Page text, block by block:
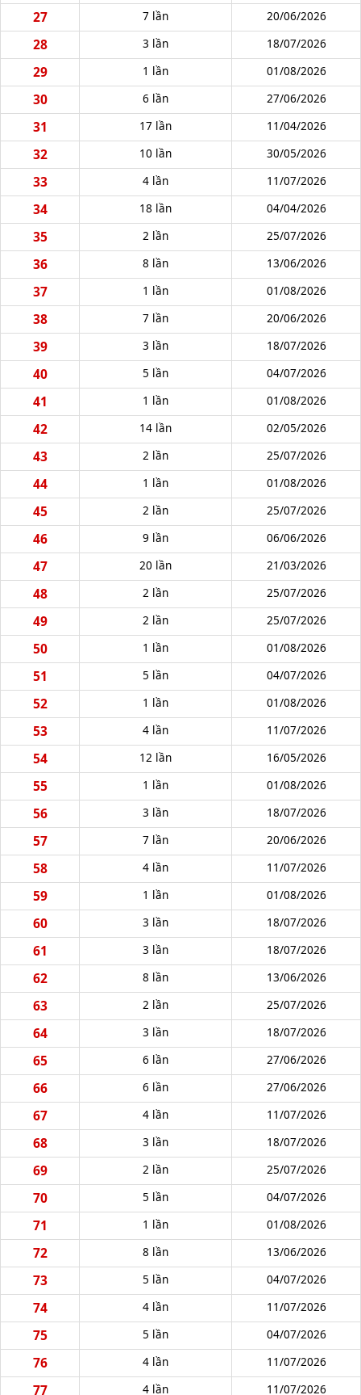
27 7 lần 20/06/2026
28 3 lần 18/07/2026
29 1 lần 01/08/2026
30 6 lần 27/06/2026
31 17 lần 11/04/2026
32 10 lần 30/05/2026
33 4 lần 11/07/2026
34 18 lần 04/04/2026
35 2 lần 25/07/2026
36 8 lần 13/06/2026
37 1 lần 01/08/2026
38 7 lần 20/06/2026
39 3 lần 18/07/2026
40 5 lần 04/07/2026
41 1 lần 01/08/2026
42 14 lần 02/05/2026
43 2 lần 25/07/2026
44 1 lần 01/08/2026
45 2 lần 25/07/2026
46 9 lần 06/06/2026
47 20 lần 21/03/2026
48 2 lần 25/07/2026
49 2 lần 25/07/2026
50 1 lần 01/08/2026
51 5 lần 04/07/2026
52 1 lần 01/08/2026
53 4 lần 11/07/2026
54 12 lần 16/05/2026
55 1 lần 01/08/2026
56 3 lần 18/07/2026
57 7 lần 20/06/2026
58 4 lần 11/07/2026
59 1 lần 01/08/2026
60 3 lần 18/07/2026
61 3 lần 18/07/2026
62 8 lần 13/06/2026
63 2 lần 25/07/2026
64 3 lần 18/07/2026
65 6 lần 27/06/2026
66 6 lần 27/06/2026
67 4 lần 11/07/2026
68 3 lần 18/07/2026
69 2 lần 25/07/2026
70 5 lần 04/07/2026
71 1 lần 01/08/2026
72 8 lần 13/06/2026
73 5 lần 04/07/2026
74 4 lần 11/07/2026
75 5 lần 04/07/2026
76 4 lần 11/07/2026
77 4 lần 11/07/2026